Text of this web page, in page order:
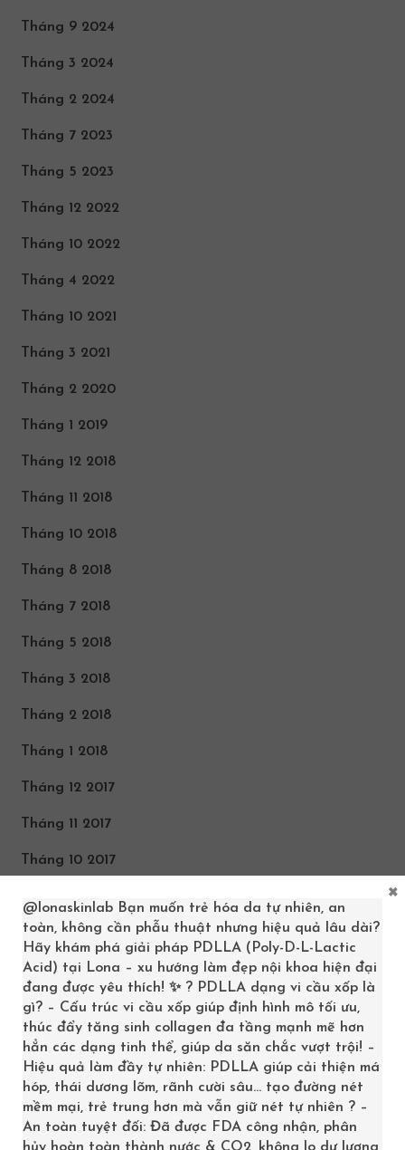
Tháng 9 2024
Tháng 3 2024
Tháng 2 2024
Tháng 7 2023
Tháng 5 2023
Tháng 12 2022
Tháng 10 2022
Tháng 4 2022
Tháng 10 2021
Tháng 3 2021
Tháng 2 2020
Tháng 1 2019
Tháng 12 2018
Tháng 11 2018
Tháng 10 2018
Tháng 8 2018
Tháng 7 2018
Tháng 5 2018
Tháng 3 2018
Tháng 2 2018
Tháng 1 2018
Tháng 12 2017
Tháng 11 2017
Tháng 10 2017
Tháng 8 2017
Tháng 7 2017
Tháng 6 2017
Tháng 8 2016
Tháng 5 2016
Tháng 4 2016
@lonaskinlab Bạn muốn trẻ hóa da tự nhiên, an
toàn, không cần phẫu thuật nhưng hiệu quả lâu dài?
Hãy khám phá giải pháp PDLLA (Poly-D-L-Lactic
Acid) tại Lona – xu hướng làm đẹp nội khoa hiện đại
đang được yêu thích! ✨ ? PDLLA dạng vi cầu xốp là
gì? – Cấu trúc vi cầu xốp giúp định hình mô tối ưu,
thúc đẩy tăng sinh collagen đa tầng mạnh mẽ hơn
hẳn các dạng tinh thể, giúp da săn chắc vượt trội! –
Hiệu quả làm đầy tự nhiên: PDLLA giúp cải thiện má
hóp, thái dương lõm, rãnh cười sâu… tạo đường nét
mềm mại, trẻ trung hơn mà vẫn giữ nét tự nhiên ? –
An toàn tuyệt đối: Đã được FDA công nhận, phân
×